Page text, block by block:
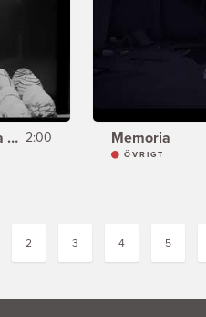
Johan Glans - World Tour of Scandinavia - PÅSKEN 2:00 Memoria
ÖVRIGT
2 3 4 5